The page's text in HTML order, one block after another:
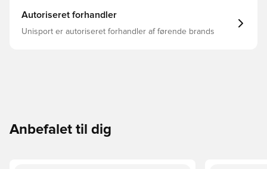
Autoriseret forhandler
Unisport er autoriseret forhandler af førende brands
Anbefalet til dig